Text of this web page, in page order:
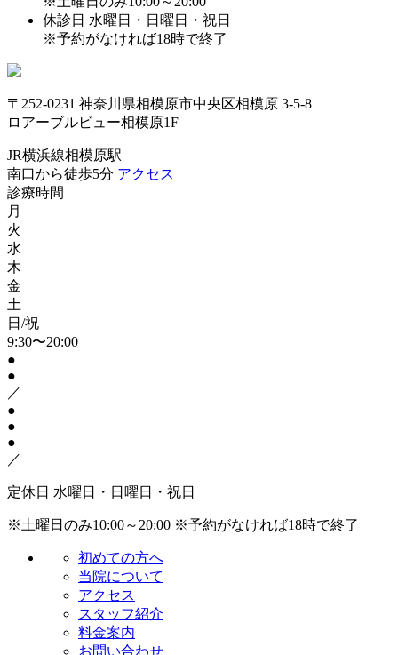
休診日 水曜日・日曜日・祝日
※予約がなければ18時で終了
〒252-0231 神奈川県相模原市中央区相模原 3-5-8
ロアーブルビュー相模原1F
JR横浜線相模原駅
南口から徒歩5分 アクセス
診療時間
月
火
水
木
金
土
日/祝
9:30〜20:00
●
●
／
●
●
●
／
定休日 水曜日・日曜日・祝日
※土曜日のみ10:00～20:00 ※予約がなければ18時で終了
初めての方へ
当院について
アクセス
スタッフ紹介
料金案内
お問い合わせ